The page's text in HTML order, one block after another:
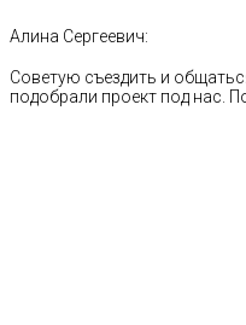
Алина Сергеевич:
Советую съездить и
подобрали проект под нас.